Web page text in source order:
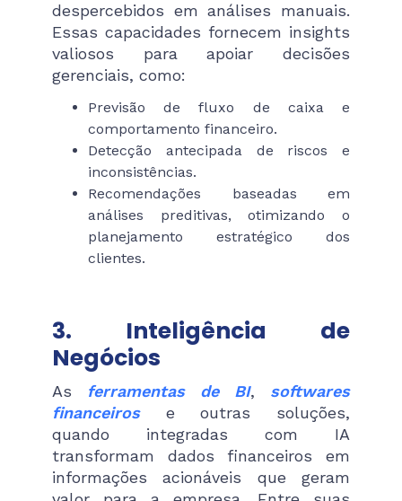
despercebidos em análises manuais.
Essas capacidades fornecem insights
valiosos para apoiar decisões
gerenciais, como:
Previsão de fluxo de caixa e
comportamento financeiro.
Detecção antecipada de riscos e
inconsistências.
Recomendações baseadas em
análises preditivas, otimizando o
planejamento estratégico dos
clientes.
3. Inteligência de
Negócios
As ferramentas de BI, softwares
financeiros e outras soluções,
quando integradas com IA
transformam dados financeiros em
informações acionáveis que geram